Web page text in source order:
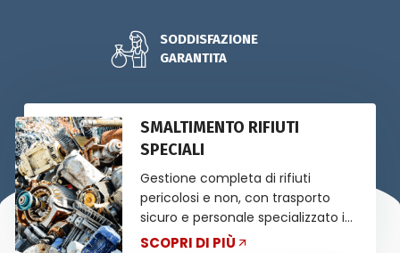
SODDISFAZIONE
GARANTITA
SMALTIMENTO RIFIUTI
SPECIALI
Gestione completa di rifiuti
pericolosi e non, con trasporto
sicuro e personale specializzato in
ADR.
SCOPRI DI PIÙ